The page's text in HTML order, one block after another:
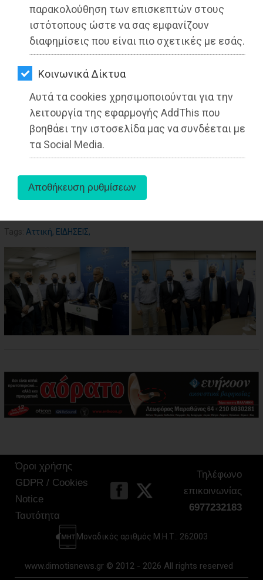
παρακολούθηση των επισκεπτών στους
ιστότοπους ώστε να σας εμφανίζουν
διαφημίσεις που είναι πιο σχετικές με εσάς.
Kοινωνικά Δίκτυα
Αυτά τα cookies χρησιμοποιούνται για την
λειτουργία της εφαρμογής AddThis που
βοηθάει την ιστοσελίδα μας να συνδέεται με
τα Social Media.
ΕΦΗΜΕΡΙΔΕΣ
OΔΗΓΟΣ
ΑΓΟΡΑΣ
ΨΙΘΥΡΟΙ
ΑΠΟΣΤΟΛΗ
ΑΡΘΡΩΝ
05-08-2021
Από τo Dimotisnews
aboutus
Tags: Αττική, ΕΙΔΗΣΕΙΣ,
Όροι χρήσης
GDPR / Cookies
Notice
Ταυτότητα
Τηλέφωνο
επικοινωνίας
6977232183
Μοναδικός αριθμός Μ.Η.Τ.: 262003
www.dimotisnews.gr © 2012 - 2026 All rights reserved